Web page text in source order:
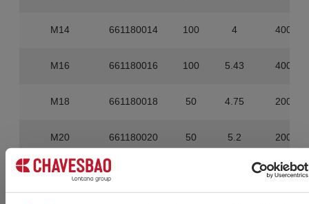
M14 661180014 100 4 400
M16 661180016 100 5.43 400
M18 661180018 50 4.75 200
M20 661180020 50 5.2 200